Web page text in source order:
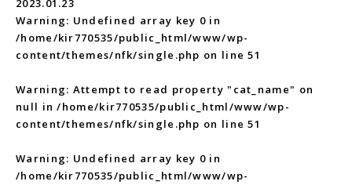
2023.01.23
Warning: Undefined array key 0 in
/home/kir770535/public_html/www/wp-
content/themes/nfk/single.php on line51
Warning: Attempt to read property "cat_name" on
null in/home/kir770535/public_html/www/wp-
content/themes/nfk/single.php on line51
Warning: Undefined array key 0 in
/home/kir770535/public_html/www/wp-